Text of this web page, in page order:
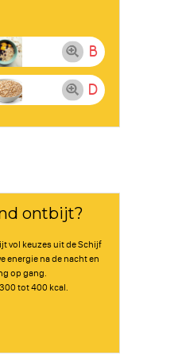
B
D
ontbijt?
vol keuzes uit de Schijf
energie na de nacht en
op gang.
tot 400 kcal.